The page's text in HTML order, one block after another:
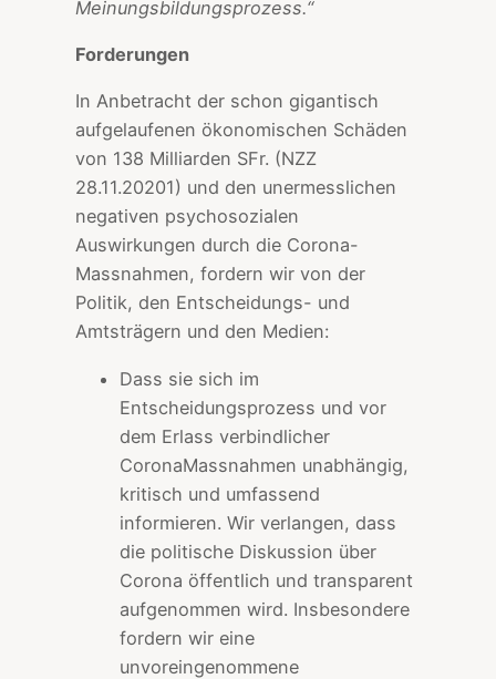
Meinungsbildungsprozess.“
Forderungen
In Anbetracht der schon gigantisch
aufgelaufenen ökonomischen Schäden
von 138 Milliarden SFr. (NZZ
28.11.20201) und den unermesslichen
negativen psychosozialen
Auswirkungen durch die Corona-
Massnahmen, fordern wir von der
Politik, den Entscheidungs- und
Amtsträgern und den Medien:
Dass sie sich im
Entscheidungsprozess und vor
dem Erlass verbindlicher
CoronaMassnahmen unabhängig,
kritisch und umfassend
informieren. Wir verlangen, dass
die politische Diskussion über
Corona öffentlich und transparent
aufgenommen wird. Insbesondere
fordern wir eine
unvoreingenommene